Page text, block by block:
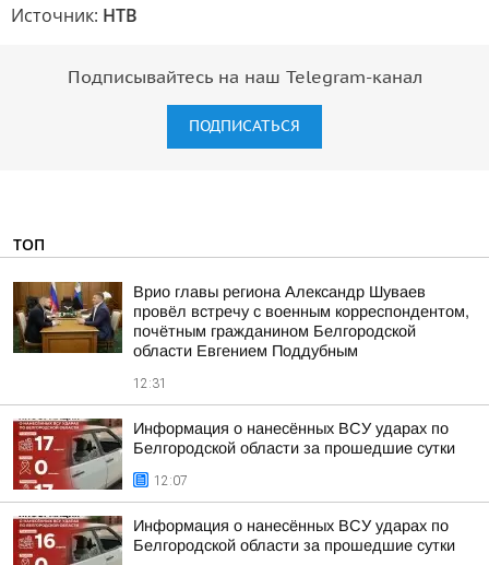
Источник: НТВ
Подписывайтесь на наш Telegram-канал
ПОДПИСАТЬСЯ
ТОП
Врио главы региона Александр Шуваев
провёл встречу с военным корреспондентом,
почётным гражданином Белгородской
области Евгением Поддубным
12:31
Информация о нанесённых ВСУ ударах по
Белгородской области за прошедшие сутки
12:07
Информация о нанесённых ВСУ ударах по
Белгородской области за прошедшие сутки